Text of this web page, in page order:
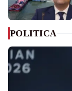
POLITICA